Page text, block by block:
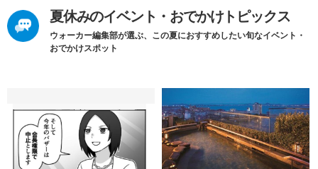
夏休みのイベント・おでかけトピックス
ウォーカー編集部が選ぶ、この夏におすすめしたい旬なイベント・
おでかけスポット